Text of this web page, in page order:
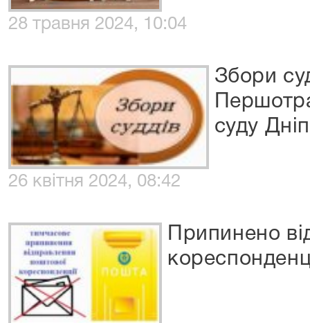
28 травня 2024, 10:04
Збори
суду
26 квітня 2024, 08:42
Припинено